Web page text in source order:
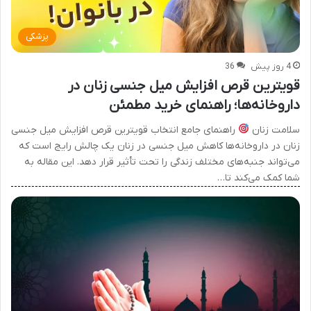
پزشکی
4 روز پیش 36
قویترین قرص افزایش میل جنسی زنان در
داروخانه‌ها؛ راهنمای خرید مطمئن
سلامت زنان
راهنمای جامع انتخاب قویترین قرص افزایش میل جنسی
زنان در داروخانه‌ها کاهش میل جنسی در زنان یک چالش رایج است که
می‌تواند جنبه‌های مختلف زندگی را تحت تأثیر قرار دهد. این مقاله به
شما کمک می‌کند تا…